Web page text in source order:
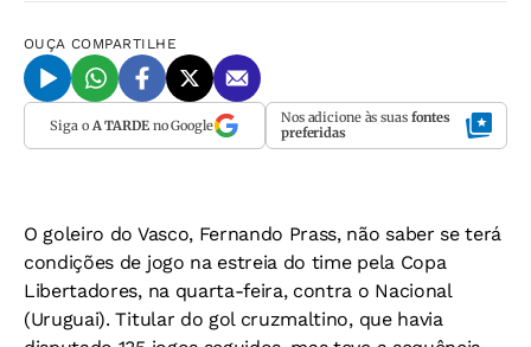
OUÇA COMPARTILHE
Siga o A TARDEno Google Nos adicione às suas fontes
preferidas
O goleiro do Vasco, Fernando Prass, não saber se terá
condições de jogo na estreia do time pela Copa
Libertadores, na quarta-feira, contra o Nacional
(Uruguai). Titular do gol cruzmaltino, que havia